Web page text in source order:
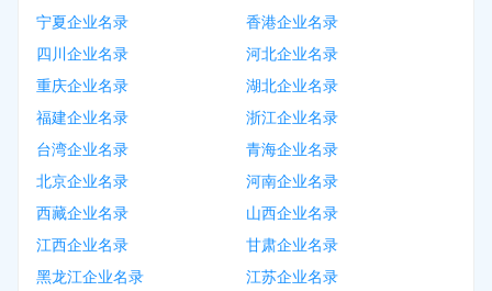
宁夏企业名录
香港企业名录
四川企业名录
河北企业名录
重庆企业名录
湖北企业名录
福建企业名录
浙江企业名录
台湾企业名录
青海企业名录
北京企业名录
河南企业名录
西藏企业名录
山西企业名录
江西企业名录
甘肃企业名录
黑龙江企业名录
江苏企业名录